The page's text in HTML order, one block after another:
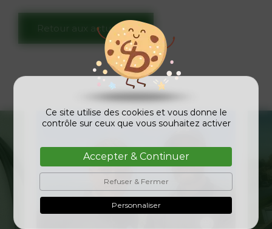
Ce site utilise des cookies et vous donne le
contrôle sur ceux que vous souhaitez activer
Accepter & Continuer
Refuser & Fermer
Personnaliser
Retour aux actualités